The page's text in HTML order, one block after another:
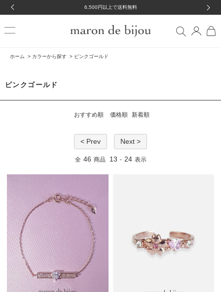
6,500円以上で送料無料
ホーム > カラーから探す > ピンクゴールド
ピンクゴールド
おすすめ順 価格順 新着順
< Prev Next >
全 46 商品 13 - 24 表示